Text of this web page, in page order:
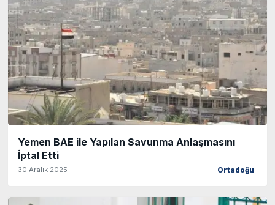
Yemen BAE ile Yapılan Savunma Anlaşmasını
İptal Etti
30 Aralık 2025 Ortadoğu